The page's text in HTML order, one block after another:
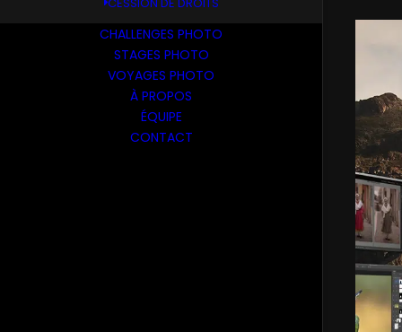
CHALLENGES PHOTO
STAGES PHOTO
VOYAGES PHOTO
À PROPOS
ÉQUIPE
CONTACT